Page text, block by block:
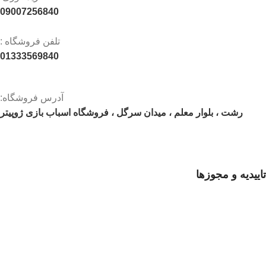
09007256840
تلفن فروشگاه :
01333569840
آدرس فروشگاه:
رشت ، بلوار معلم ، میدان سرگل ، فروشگاه اسباب بازی ژوپیتر
تاییدیه و مجوزها